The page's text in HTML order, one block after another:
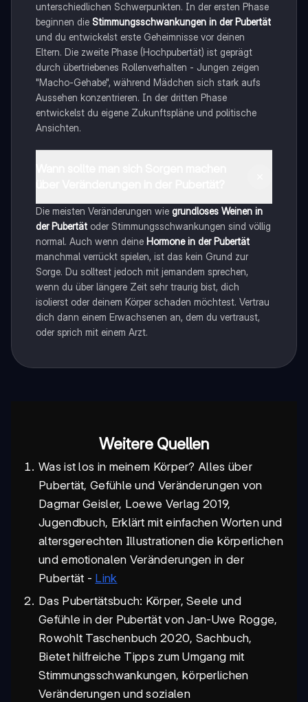
unterschiedlichen Schwerpunkten. In der ersten Phase
beginnen die Stimmungsschwankungen in der Pubertät
und du entwickelst erste Geheimnisse vor deinen
Eltern. Die zweite Phase (Hochpubertät) ist geprägt
durch übertriebenes Rollenverhalten - Jungen zeigen
"Macho-Gehabe", während Mädchen sich stark aufs
Aussehen konzentrieren. In der dritten Phase
entwickelst du eigene Zukunftspläne und politische
Ansichten.
Die meisten Veränderungen wie grundloses Weinen in
der Pubertätoder Stimmungsschwankungen sind völlig
normal. Auch wenn deine Hormone in der Pubertät
manchmal verrückt spielen, ist das kein Grund zur
Sorge. Du solltest jedoch mit jemandem sprechen,
wenn du über längere Zeit sehr traurig bist, dich
isolierst oder deinem Körper schaden möchtest. Vertrau
dich dann einem Erwachsenen an, dem du vertraust,
oder sprich mit einem Arzt.
Weitere Quellen
Was ist los in meinem Körper? Alles über
Pubertät, Gefühle und Veränderungen von
Dagmar Geisler, Loewe Verlag 2019,
Jugendbuch, Erklärt mit einfachen Worten und
altersgerechten Illustrationen die körperlichen
und emotionalen Veränderungen in der
Pubertät - Link
Das Pubertätsbuch: Körper, Seele und
Gefühle in der Pubertät von Jan-Uwe Rogge,
Rowohlt Taschenbuch 2020, Sachbuch,
Bietet hilfreiche Tipps zum Umgang mit
Stimmungsschwankungen, körperlichen
Veränderungen und sozialen